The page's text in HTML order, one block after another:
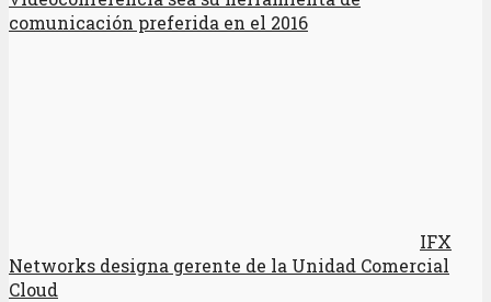
comunicación preferida en el 2016
IFX
Networks designa gerente de la Unidad Comercial
Cloud